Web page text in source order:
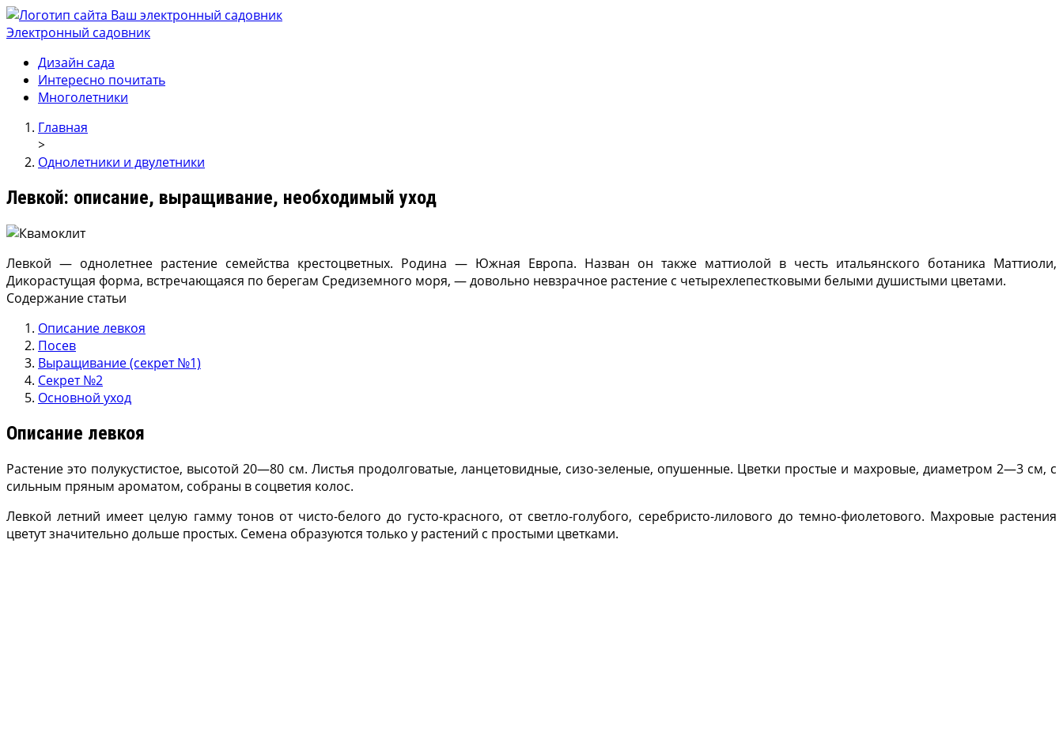
Электронный садовник
Ваш электронный садовник
Онлайн журнал для садовод и огродников.
Дизайн сада
Интересно почитать
Многолетники
Главная
>
Однолетники и двулетники
Левкой: описание, выращивание, необходимый уход
Левкой — однолетнее растение семейства крестоцветных. Родина — Южная Европа. Назван он также маттиолой в честь итальянского ботаника Маттиоли,
Дикорастущая форма, встречающаяся по берегам Средиземного моря, — довольно невзрачное растение с четырехлепестковыми белыми душистыми цветами.
Содержание статьи
Описание левкоя
Посев
Выращивание (секрет №1)
Секрет №2
Основной уход
Описание левкоя
Растение это полукустистое, высотой 20—80 см. Листья продолговатые, ланцетовидные, сизо-зеленые, опушенные. Цветки простые и махровые, диаметром 2—3 см, с
сильным пряным ароматом, собраны в соцветия колос.
Левкой летний имеет целую гамму тонов от чисто-белого до густо-красного, от светло-голубого, серебристо-лилового до темно-фиолетового. Махровые растения
цветут значительно дольше простых. Семена образуются только у растений с простыми цветками.